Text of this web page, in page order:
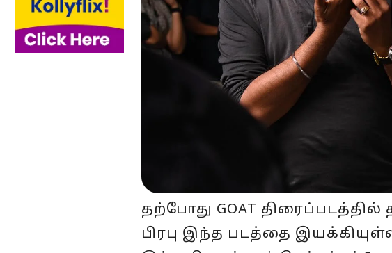
தற்போது GOAT
பிரபு இந்த படத்தை